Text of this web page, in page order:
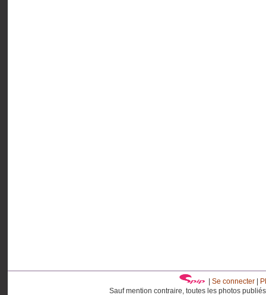
Se connecter|
Sauf mention contraire, toutes les photos